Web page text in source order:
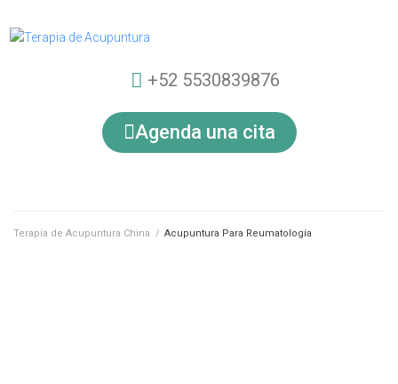
+52 5530839876
Agenda una cita
Terapia de Acupuntura China / Acupuntura Para Reumatología